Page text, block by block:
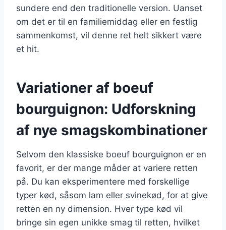
sundere end den traditionelle version. Uanset
om det er til en familiemiddag eller en festlig
sammenkomst, vil denne ret helt sikkert være
et hit.
Variationer af boeuf
bourguignon: Udforskning
af nye smagskombinationer
Selvom den klassiske boeuf bourguignon er en
favorit, er der mange måder at variere retten
på. Du kan eksperimentere med forskellige
typer kød, såsom lam eller svinekød, for at give
retten en ny dimension. Hver type kød vil
bringe sin egen unikke smag til retten, hvilket